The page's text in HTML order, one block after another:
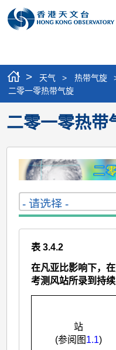
> 天气 > 热带气旋
二零一零热带气旋
二零一零热带
表 3.4.2
在凡亚比影响下，
考测风站所录到持
站
(参阅图 1.1)